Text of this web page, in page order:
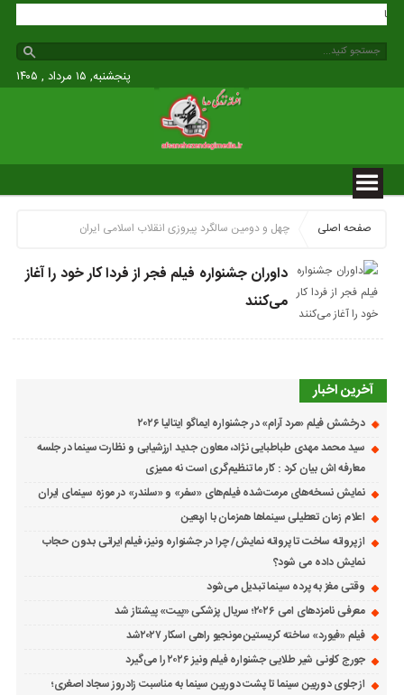
پنجشنبه, ۱۵ مرداد , ۱۴۰۵
صفحه اصلی چهل و دومین سالگرد پیروزی انقلاب اسلامی ایران
داوران جشنواره فیلم فجر از فردا کار خود را آغاز
می‌کنند
آخرین اخبار
درخشش فیلم «مرد آرام» در جشنواره ایماگو ایتالیا ۲۰۲۶
سید محمد مهدی طباطبایی نژاد، معاون جدید ارزشیابی و نظارت سینما در جلسه
معارفه اش بیان کرد : کار ما تنظیم‌گری است نه ممیزی
نمایش نسخه‌های مرمت‌شده فیلم‌های «سفر» و «سلندر» در موزه سینمای ایران
اعلام زمان تعطیلی سینماها همزمان با اربعین
از پروانه ساخت تا پروانه نمایش/ چرا در جشنواره ونیز، فیلم ایرانی بدون حجاب
نمایش داده می شود؟
وقتی مغز به پرده سینما تبدیل می‌شود
معرفی نامزدهای امی ۲۰۲۶؛ سریال پزشکی «پیت» پیشتاز شد
فیلم «فیورد» ساخته کریستین مونجیو راهی اسکار ۲۰۲۷شد
جورج کلونی شیر طلایی جشنواره فیلم ونیز ۲۰۲۶ را می‌گیرد
از جلوی دوربین سینما تا پشت دوربین سینما به مناسبت زادروز سجاد اصغری؛